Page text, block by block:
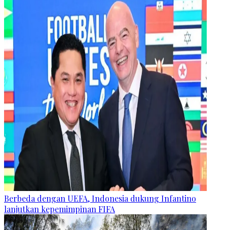
Berbeda dengan UEFA, Indonesia dukung Infantino
lanjutkan kepemimpinan FIFA